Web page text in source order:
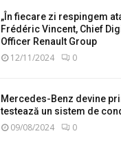
„În fiecare zi respingem
Frédéric Vincent, Chief
Officer Renault Group
12/11/2024 0
Mercedes-Benz devine
testează un sistem de
09/08/2024 0